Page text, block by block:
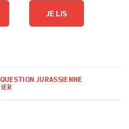
JE LIS
QUESTION JURASSIENNE